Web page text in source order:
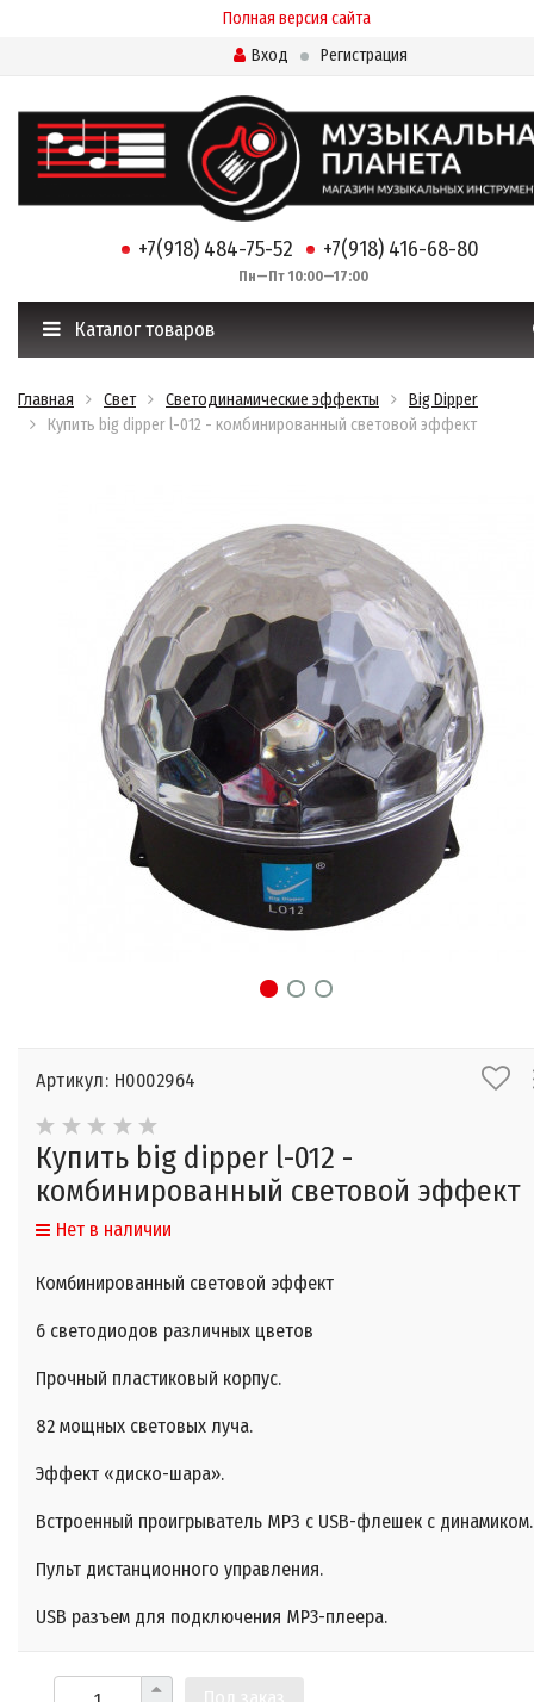
Полная версия сайта
Вход
Регистрация
+7(918) 484-75-52 +7(918) 416-68-80
Пн—Пт 10:00—17:00
Каталог товаров
Главная Свет Светодинамические эффекты
Big Dipper
Купить big dipper l-012 - комбинированный световой эффект
Артикул: Н0002964
Купить big dipper l-012 -
комбинированный световой эффект
Нет в наличии
Комбинированный световой эффект
6 светодиодов различных цветов
Прочный пластиковый корпус.
82 мощных световых луча.
Эффект «диско-шара».
Встроенный проигрыватель MPЗ с USB-флешек с динамиком.
Пульт дистанционного управления.
USB разъем для подключения MP3-плеера.